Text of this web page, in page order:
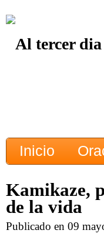
Inicio
Kamikaze,
de la vida
Publicado en 09